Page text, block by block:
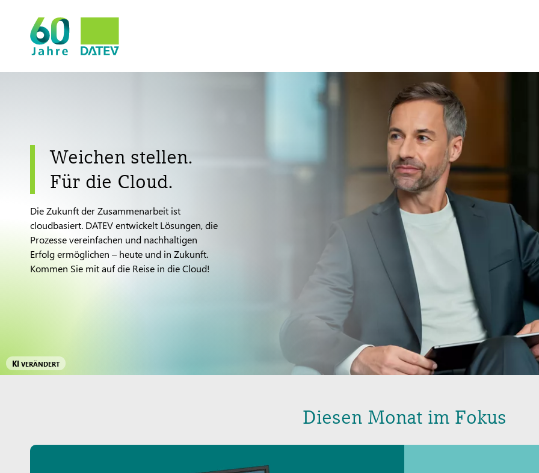
KI VERÄNDERT
Weichen stellen.
Für die Cloud.
Die Zukunft der Zusammenarbeit ist
cloudbasiert. DATEV entwickelt Lösungen, die
Prozesse vereinfachen und nachhaltigen
Erfolg ermöglichen – heute und in Zukunft.
Kommen Sie mit auf die Reise in die Cloud!
Diesen Monat im Fokus